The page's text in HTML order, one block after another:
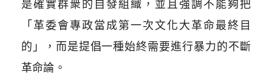
是確實群衆的自發組織，並且強調不能夠把
「革委會專政當成第一次文化大革命最終目
的」，而是提倡一種始終需要進行暴力的不斷
革命論。